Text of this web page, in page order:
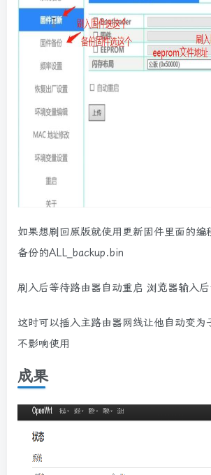
如果想刷回原版就使用更新固件里面的编
备份的ALL_backup.bin
刷入后等待路由器自动重启 浏览器输入
这时可以插入主路由器网线让他自动变为
不影响使用
成果